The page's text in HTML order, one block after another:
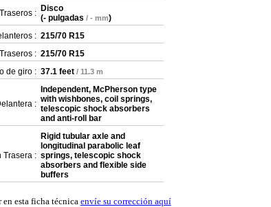
: Disco
(- pulgadas / - mm)
: 215/70 R15
: 215/70 R15
de giro : 37.1 feet / 11.3 m
:
Independent, McPherson type
with wishbones, coil springs,
telescopic shock absorbers
and anti-roll bar
Trasera :
Rigid tubular axle and
longitudinal parabolic leaf
springs, telescopic shock
absorbers and flexible side
buffers
en esta ficha técnica envíe su corrección aquí